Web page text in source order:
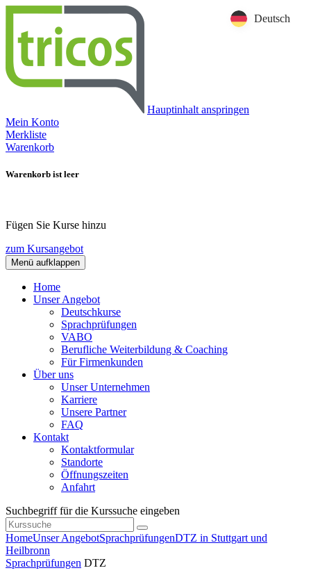
Hauptinhalt anspringen
Mein Konto
Merkliste
Warenkorb
Warenkorb ist leer
Fügen Sie Kurse hinzu
zum Kursangebot
Menü aufklappen
Home
Unser Angebot
Deutschkurse
Sprachprüfungen
VABO
Berufliche Weiterbildung & Coaching
Für Firmenkunden
Über uns
Unser Unternehmen
Karriere
Unsere Partner
FAQ
Kontakt
Kontaktformular
Standorte
Öffnungszeiten
Anfahrt
Suchbegriff für die Kurssuche eingeben
HomeUnser AngebotSprachprüfungenDTZ in Stuttgart und
Heilbronn
Sprachprüfungen DTZ
Deutsch